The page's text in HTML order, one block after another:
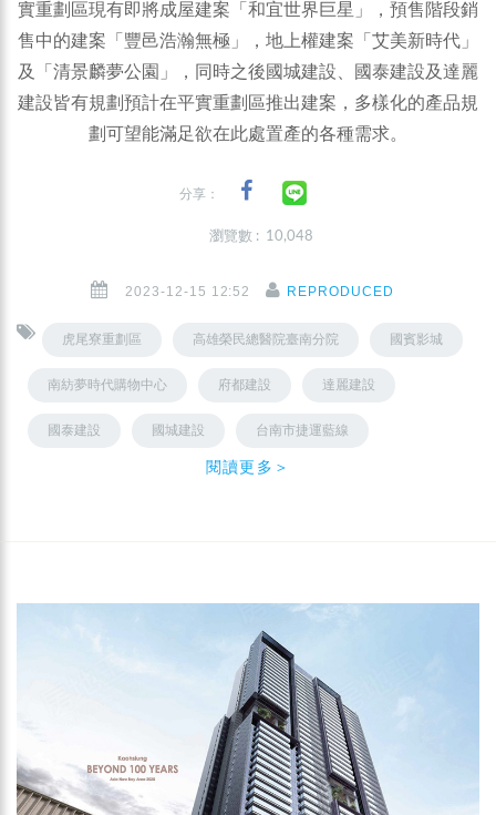
實重劃區現有即將成屋建案「和宜世界巨星」，預售階段銷
售中的建案「豐邑浩瀚無極」，地上權建案「艾美新時代」
及「清景麟夢公園」，同時之後國城建設、國泰建設及達麗
建設皆有規劃預計在平實重劃區推出建案，多樣化的產品規
劃可望能滿足欲在此處置產的各種需求。
分享：
瀏覽數 : 10,048
2023-12-15 12:52 REPRODUCED
虎尾寮重劃區 高雄榮民總醫院臺南分院 國賓影城
南紡夢時代購物中心 府都建設 達麗建設
國泰建設 國城建設 台南市捷運藍線
閱讀更多＞